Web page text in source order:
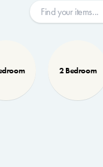
2 Bedroom